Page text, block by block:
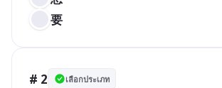
要
# 2 เลือกประเภท